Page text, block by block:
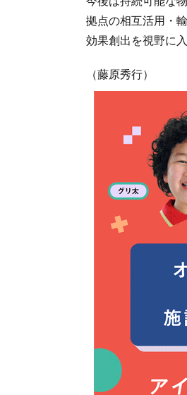
拠点の相互活用・
効果創出を視野に
（藤原秀行）